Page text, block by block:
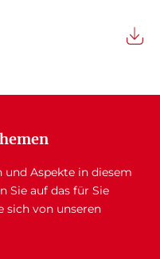
Aspekte in diesem
Sie auf das für Sie
sich von unseren